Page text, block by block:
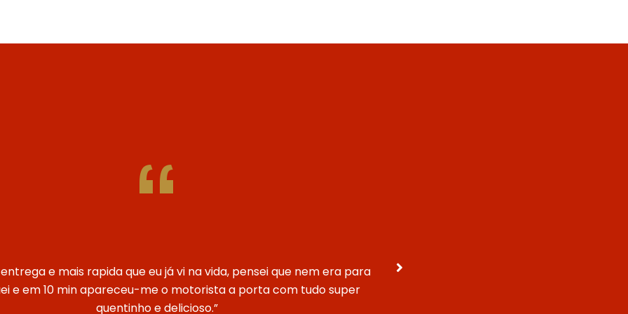
“
e mais rapida que eu já vi na vida, pensei que nem era para
e em 10 min apareceu-me o motorista a porta com tudo super
quentinho e delicioso.”
“A comida é boa, vem sempre tudo